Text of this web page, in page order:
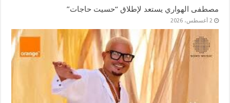
مصطفى الهواري يستعد لإطلاق “حسيت حاجات”
2 أغسطس، 2026